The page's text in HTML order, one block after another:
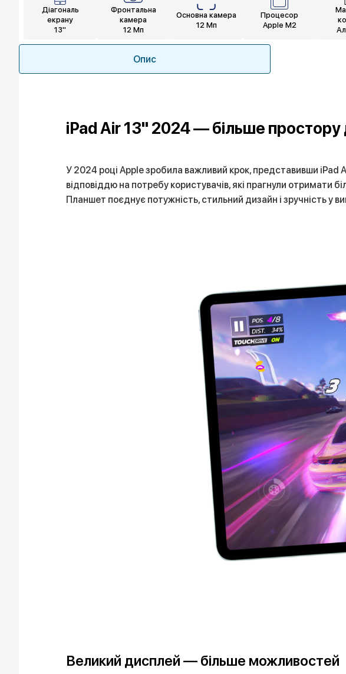
Діагональ
екрану
13"
Фронтальна
камера
12 Мп
Основна камера
12 Мп
Процесор
Apple M2
Опис
iPad Air 13" 2024 — більше простору
У 2024 році Apple зробила важливий крок, представивши iPad
відповіддю на потребу користувачів, які прагнули отримати
Планшет поєднує потужність, стильний дизайн і зручність
Великий дисплей — більше можливостей